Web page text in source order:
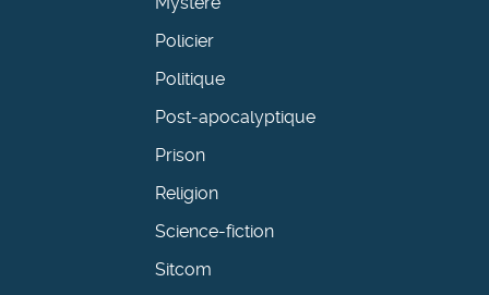
Policier
Politique
Post-apocalyptique
Prison
Religion
Science-fiction
Sitcom